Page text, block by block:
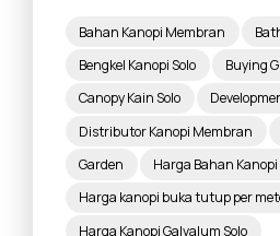
Bahan Kanopi Membran
Bengkel Kanopi Solo
Buying
Canopy Kain Solo
Distributor Kanopi Membran
Garden
Harga Bahan
Harga kanopi buka tutup per
Harga Kanopi Galvalum Solo